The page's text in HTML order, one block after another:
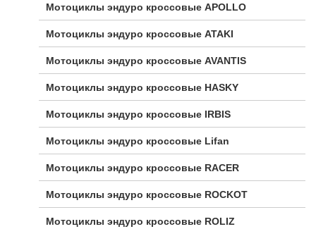
Мотоциклы эндуро кроссовые APOLLO
Мотоциклы эндуро кроссовые ATAKI
Мотоциклы эндуро кроссовые AVANTIS
Мотоциклы эндуро кроссовые HASKY
Мотоциклы эндуро кроссовые IRBIS
Мотоциклы эндуро кроссовые Lifan
Мотоциклы эндуро кроссовые RACER
Мотоциклы эндуро кроссовые ROCKOT
Мотоциклы эндуро кроссовые ROLIZ